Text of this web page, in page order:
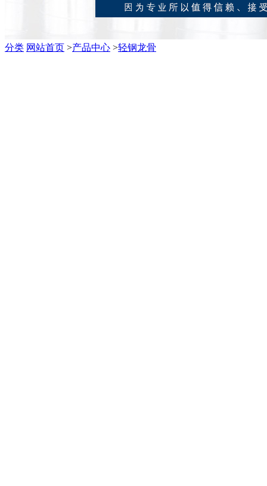
分类 网站首页 >产品中心 >轻钢龙骨